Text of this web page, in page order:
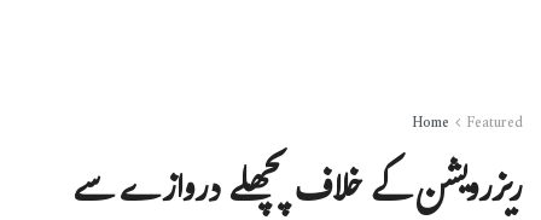
Home Featured
ریزرویشن کے خلاف پچھلے دروازے سے